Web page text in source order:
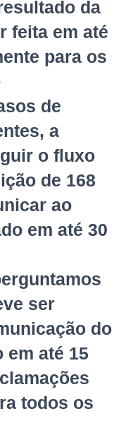
da
feita em até
para os
de
a
o fluxo
de 168
ao
em até 30
ser
do
em até 15
todos os